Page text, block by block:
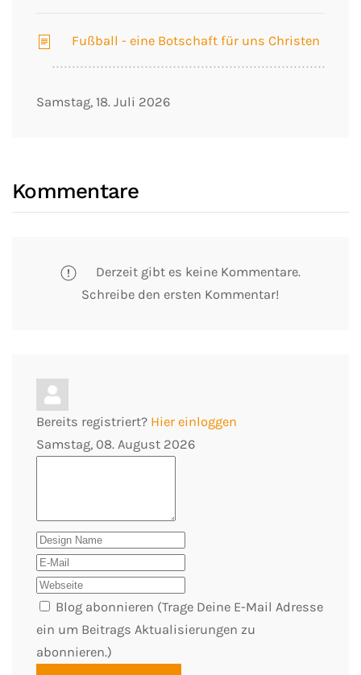
Fußball - eine Botschaft für uns Christen
Samstag, 18. Juli 2026
Kommentare
Derzeit gibt es keine Kommentare.
Schreibe den ersten Kommentar!
Bereits registriert? Hier einloggen
Samstag, 08. August 2026
Blog abonnieren (Trage Deine E-Mail Adresse
ein um Beitrags Aktualisierungen zu
abonnieren.)